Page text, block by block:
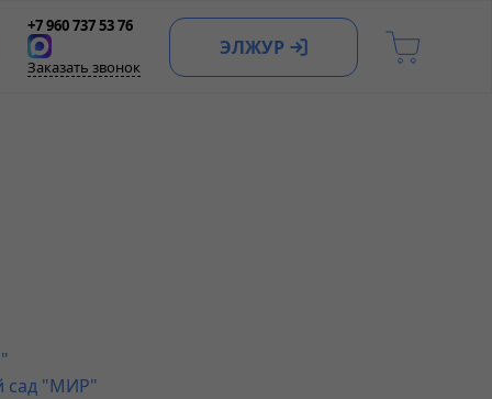
+7 960 737 53 76
Заказать звонок
ЭЛЖУР
сад "МИР"